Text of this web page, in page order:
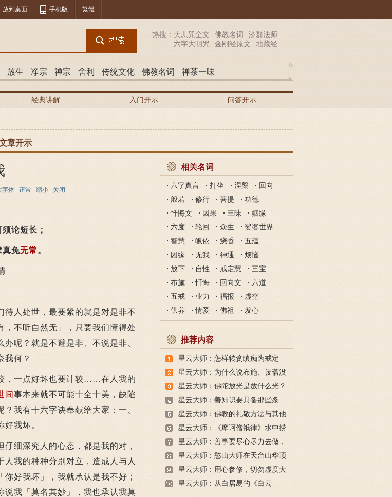
放到桌面 手机版 繁體
热搜： 大悲咒全文 佛教名词
济群法师
六字大明咒
金刚经原文 地藏经
放生 净宗 禅宗 舍利 传统文化 佛教名词 禅茶一味
经典讲解 入门开示 问答开示
章开示
字体 正常 缩小 关闭
论短长；
真免无常。
人处世，最要紧的就是对是非不
，不听自然无」，只要我们懂得处
呢？就是不避是非、不说是非、
我何？
一点好坏也要计较……在人我的
间事本来就不可能十全十美，缺陷
我有十六字诀奉献给大家：一、
我坏。
细深究人的心态，都是我的对，
我的种种分别对立，造成人与人
好我坏」，我就承认是我不好；
说我「莫名其妙」，我也承认我莫
相关名词
六字真言 打坐 涅槃
回向
般若
修行 菩提
功德
忏悔文
因果 三昧
姻缘
六度
轮回 众生
娑婆世界
智慧
皈依 烧香
五蕴
因缘
无我 神通
烦恼
放下
自性 戒定慧
三宝
布施
忏悔 回向文
六道
五戒
业力 福报
虚空
供养
情爱 佛祖 发心
推荐内容
星云大师：怎样转贪瞋痴为戒定
慧？
星云大师：为什么说布施、设斋没
有功德？
星云大师：佛陀放光是放什么光？
星云大师：善知识要具备那些条
件？
星云大师：佛教的礼敬方法与其他
宗教有什么不一样吗？
星云大师：《摩诃僧祇律》水中捞
月故事主要表达什么？
星云大师：善事要尽心尽力去做，
恶事则要毫不犹豫的断除
星云大师：憨山大师在天台山华顶
峰写下的诗偈解释
星云大师：用心参修，切勿虚度大
好时光，时间就是生命
星云大师：从白居易的《白云